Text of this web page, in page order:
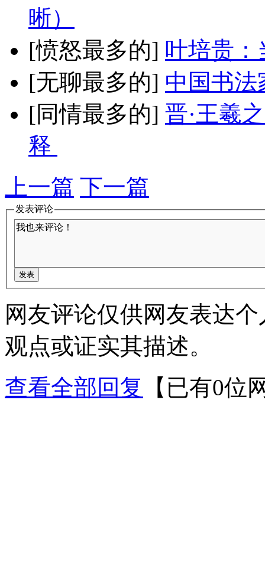
晰）
[愤怒最多的] 叶培贵：
[无聊最多的] 中国书法
[同情最多的] 晋·王羲
释
上一篇 下一篇
发表评论
网友评论仅供网友表达
观点或证实其描述。
查看全部回复
【已有0位